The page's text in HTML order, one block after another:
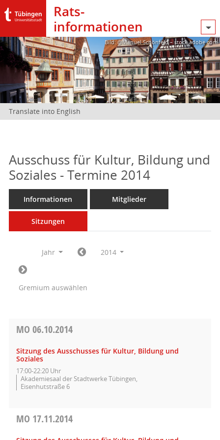
Rats­
informationen
Bild: @Manuel Schönfeld – stock.adobe.com
Translate into English
Ausschuss für Kultur, Bildung und
Soziales - Termine 2014
Informationen Mitglieder
Sitzungen
Jahr 2014
Gremium auswählen
MO 06.10.2014
Sitzung des Ausschusses für Kultur, Bildung und
Soziales
17:00-22:20 Uhr
Akademiesaal der Stadtwerke Tübingen,
Eisenhutstraße 6
MO 17.11.2014